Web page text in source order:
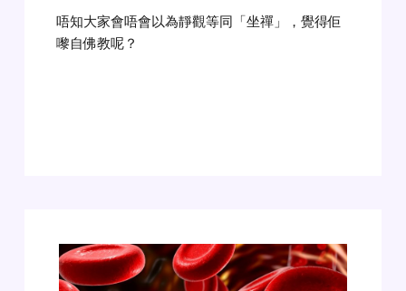
唔知大家會唔會以為靜觀等同「坐禪」，覺得佢
嚟自佛教呢？